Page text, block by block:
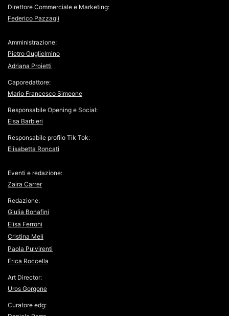
Direttore Commerciale e Marketing:
Federico Pazzagli
Amministrazione:
Pietro Guglielmino
Adriana Proietti
Caporedattore:
Mario Francesco Simeone
Responsabile Opening e Social:
Elsa Barbieri
Responsabile profilo Tik Tok:
Elisabetta Roncati
Eventi e redazione:
Zaira Carrer
Redazione:
Giulia Bonafini
Elisa Ferroni
Cristina Meli
Paola Pulvirenti
Erica Roccella
Art Director:
Uros Gorgone
Curatore edg: